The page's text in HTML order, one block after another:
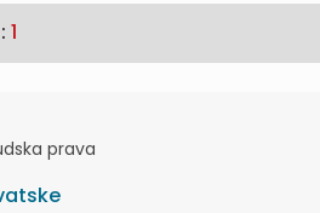
1
prava